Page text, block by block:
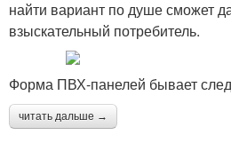
найти вариант по душе сможет
взыскательный потребитель.
Форма ПВХ-панелей бывает
читать дальше →